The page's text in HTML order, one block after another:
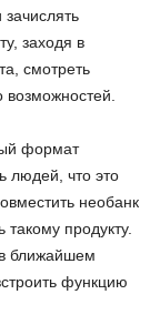
заходя в
смотреть
формат
людей, что это
необанк
продукту.
ближайшем
функцию